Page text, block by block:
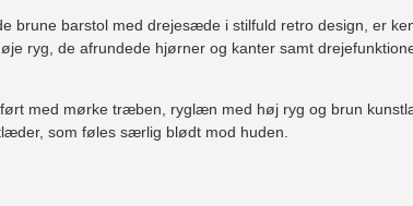
brune barstol med drejesæde i stilfuld retro design, er
ryg, de afrundede hjørner og kanter samt
med mørke træben, ryglæn med høj ryg og brun
som føles særlig blødt mod huden.